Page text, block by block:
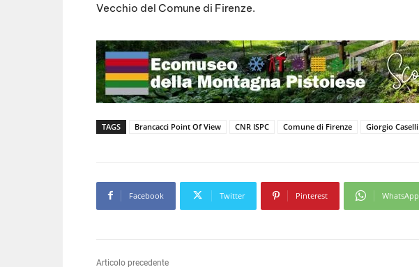
Vecchio del Comune di Firenze.
TAGS Brancacci Point Of View CNR ISPC Comune di Firenze Giorgio Caselli
Facebook Twitter Pinterest WhatsApp
Articolo precedente